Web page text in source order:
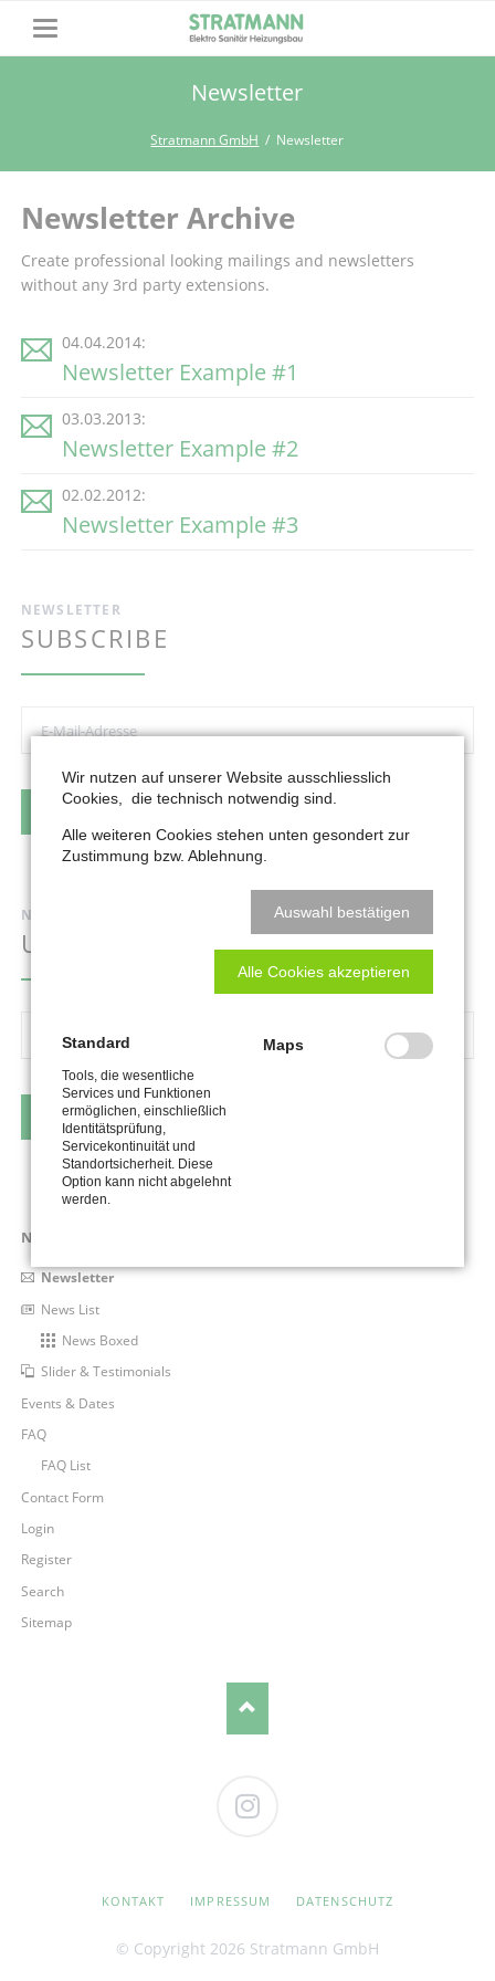
Newsletter
Stratmann GmbH Newsletter
Newsletter Archive
Create professional looking mailings and newsletters
without any 3rd party extensions.
04.04.2014:
Newsletter Example #1
03.03.2013:
Newsletter Example #2
02.02.2012:
Newsletter Example #3
NEWSLETTER
SUBSCRIBE
Mail-
NEWSLETTER
UNSUBSCRIBE
Adresse
KÜNDIGEN
Navigation
News & Modules
Newsletter
News List
News Boxed
Slider & Testimonials
Events & Dates
FAQ
FAQ List
Contact Form
Login
Register
Search
Sitemap
NAVIGATION
KONTAKT IMPRESSUM DATENSCHUTZ
© Copyright 2026 Stratmann GmbH
Wir nutzen auf unserer Website ausschliesslich
Cookies, die technisch notwendig sind.
Alle weiteren Cookies stehen unten gesondert zur
Zustimmung bzw. Ablehnung.
Auswahl bestätigen
Alle Cookies akzeptieren
Standard
Tools, die wesentliche
Services und Funktionen
ermöglichen, einschließlich
Identitätsprüfung,
Servicekontinuität und
Standortsicherheit. Diese
Option kann nicht abgelehnt
werden.
Maps